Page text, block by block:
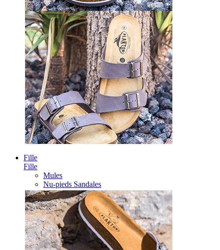
Fille
Fille
Mules
Nu-pieds Sandales